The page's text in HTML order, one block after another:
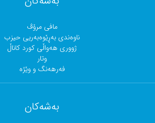
مافی مرۆڤ
ناوەندی بەڕێوەبەریی حیزب
ژووری هەواڵی کورد کاناڵ
وتار
فەرهەنگ و وێژە
بەشەکان